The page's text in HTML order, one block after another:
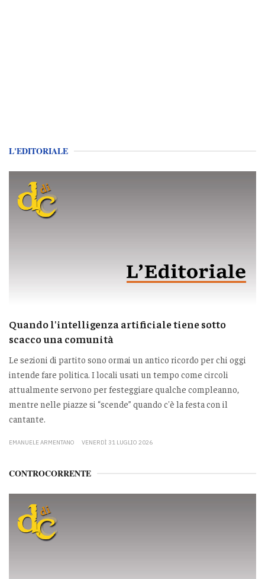
L'EDITORIALE
Quando l'intelligenza artificiale tiene sotto
scacco una comunità
Le sezioni di partito sono ormai un antico ricordo per chi oggi
intende fare politica. I locali usati un tempo come circoli
attualmente servono per festeggiare qualche compleanno,
mentre nelle piazze si “scende” quando c'è la festa con il
cantante.
EMANUELE ARMENTANO VENERDÌ 31 LUGLIO 2026
CONTROCORRENTE